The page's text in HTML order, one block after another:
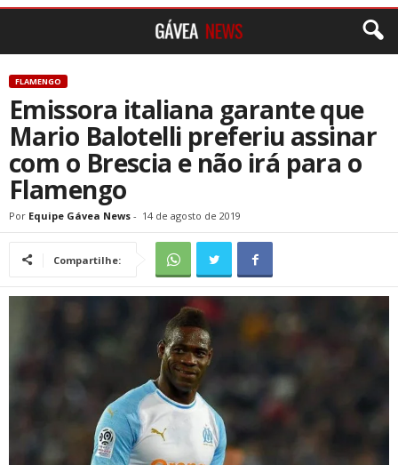
FLAMENGO
Emissora italiana garante que
Mario Balotelli preferiu assinar
com o Brescia e não irá para o
Flamengo
Por Equipe Gávea News - 14 de agosto de 2019
Compartilhe: